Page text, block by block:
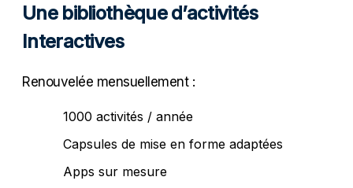
Une bibliothèque d’activités
Interactives
Renouvelée mensuellement :
1000 activités / année
Capsules de mise en forme adaptées
Apps sur mesure